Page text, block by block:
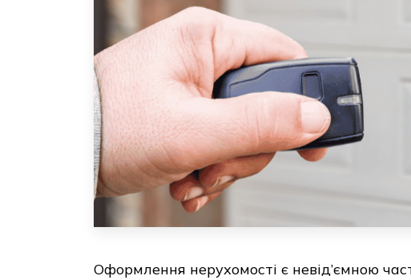
Оформлення нерухомості є невід’ємною